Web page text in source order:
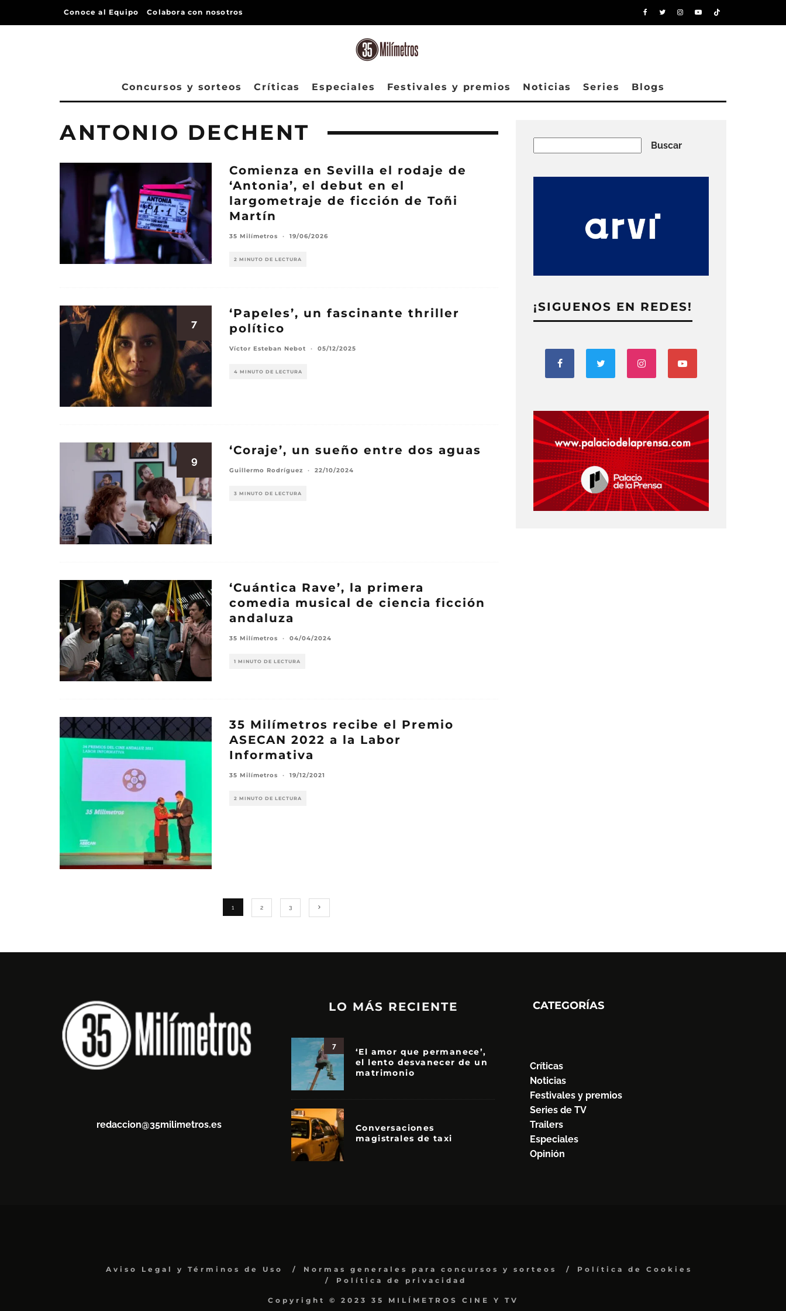
Conoce al Equipo Colabora con nosotros
Concursos y sorteos Críticas Especiales Festivales y premios Noticias Series Blogs
ANTONIO DECHENT
Comienza en Sevilla el rodaje de
‘Antonia’, el debut en el
largometraje de ficción de Toñi
Martín
35 Milímetros · 19/06/2026
2 MINUTO DE LECTURA
7
‘Papeles’, un fascinante thriller
político
Víctor Esteban Nebot · 05/12/2025
4 MINUTO DE LECTURA
9
‘Coraje’, un sueño entre dos aguas
Guillermo Rodríguez · 22/10/2024
3 MINUTO DE LECTURA
‘Cuántica Rave’, la primera
comedia musical de ciencia ficción
andaluza
35 Milímetros · 04/04/2024
1 MINUTO DE LECTURA
35 Milímetros recibe el Premio
ASECAN 2022 a la Labor
Informativa
35 Milímetros · 19/12/2021
2 MINUTO DE LECTURA
1 2 3
Buscar
¡SIGUENOS EN REDES!
redaccion@35milimetros.es
LO MÁS RECIENTE
7
‘El amor que permanece’,
el lento desvanecer de un
matrimonio
Conversaciones
magistrales de taxi
CATEGORÍAS
Críticas
Noticias
Festivales y premios
Series de TV
Trailers
Especiales
Opinión
Aviso Legal y Términos de Uso Normas generales para concursos y sorteos
Política de Cookies
Política de privacidad
Copyright © 2023 35 MILÍMETROS CINE Y TV